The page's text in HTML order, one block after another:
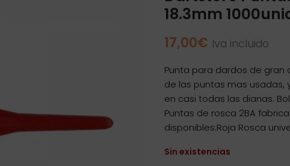
18.3mm
17,00€ Iva incluido
Punta para dardos de gran
de las puntas mas usadas,
en casi todas las dianas.
Puntas de rosca 2BA
disponibles:Roja Rosca
Sin existencias